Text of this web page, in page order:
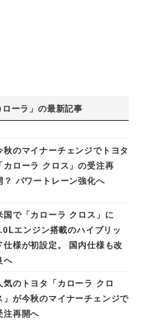
ローラ」の最新記事
秋のマイナーチェンジでトヨタ
「カローラ クロス」の受注再
？ パワートレーン強化へ
国で「カローラ クロス」に
エンジン搭載のハイブリッ
仕様が初設定。 国内仕様も改
へ
気のトヨタ「カローラ クロ
」が今秋のマイナーチェンジで
注再開へ